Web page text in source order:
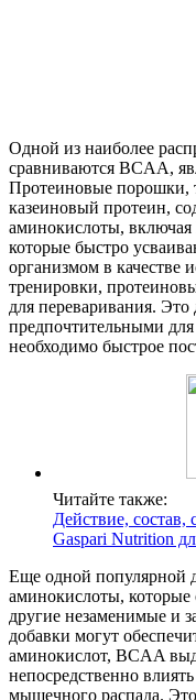
Одной из наиболее
сравниваются BCAA,
Протеиновые порошки,
казеиновый протеин,
аминокислоты,
которые быстро
организмом в качестве
тренировки,
для переваривания.
предпочтительными
необходимо быстрое
Читайте также:
Действие,
Gaspari Nutrition
Еще одной популярной
аминокислоты,
другие незаменимые и
добавки могут
аминокислот, BCAA
непосредственно
мышечного распада.